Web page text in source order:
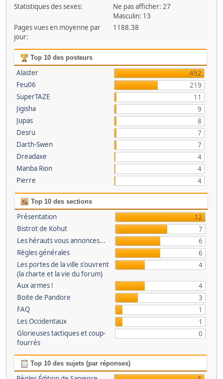
Statistiques des sexes:
Ne pas afficher: 27
Masculin: 13
Pages vues en moyenne par
jour:
1188.38
Top 10 des posteurs
Alaster
452
Feu06
219
SuperTAZE
11
Jigisha
9
Jupas
8
Desru
7
Darth-Swen
7
Dreadaxe
4
Manba Rion
4
Pierre
4
Top 10 des sections
Présentation
12
Bistrot de Kohut
7
Les hérauts vous annonces...
6
Règles générales
6
Les portes de la ville s'ouvrent
(la charte et la vie du forum)
4
Aux armes !
4
Boite de Pandore
3
FAQ
1
Les Occidentaux
1
Glorieuses tactiques et coup-
fourrés
0
Top 10 des sujets (par réponses)